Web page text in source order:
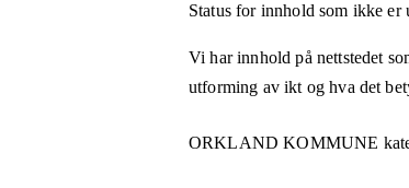
Status for innhold som ikke er
Vi har innhold på nettstedet
utforming av ikt og hva det
ORKLAND KOMMUNE